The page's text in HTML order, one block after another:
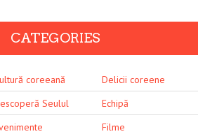
CATEGORIES
coreeană
Delicii coreene
Seulul
Echipă
Filme